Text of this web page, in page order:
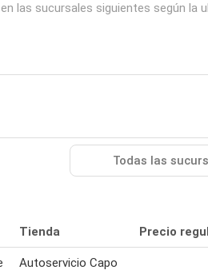
las sucursales siguientes según la
Todas las
Tienda Precio
Autoservicio Capo